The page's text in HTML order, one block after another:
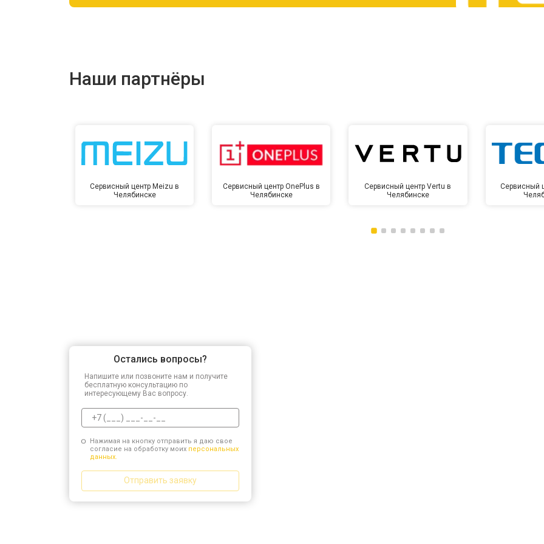
Наши партнёры
Сервисный центр Meizu в
Челябинске
Сервисный центр OnePlus в
Челябинске
Сервисный центр Vertu в
Челябинске
Сервисный
Остались вопросы?
Напишите или позвоните нам и получите
бесплатную консультацию по
интересующему Вас вопросу.
Нажимая на кнопку отправить я даю свое
согласие на обработку моих персональных
данных.
Отправить заявку